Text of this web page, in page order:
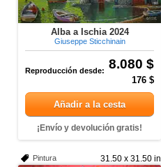
Alba a Ischia 2024
Giuseppe Sticchinain
8.080 $
Reproducción desde:
176 $
Añadir a la cesta
¡Envío y devolución gratis!
31.50 x 31.50 in
Pintura